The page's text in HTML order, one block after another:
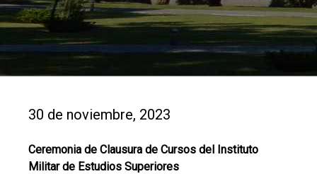
30 de noviembre, 2023
Ceremonia de Clausura de Cursos del Instituto
Militar de Estudios Superiores